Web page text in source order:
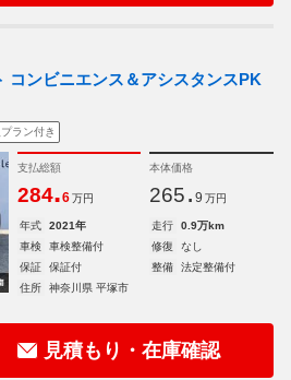
コンビニエンス＆アシスタンスPK
ラン付き
支払総額
284.6 万円
本体価格
265. 9 万円
年式 2021年 走行
0.9万km
車検
車検整備付 修復
なし
保証
保証付 整備
法定整備付
住所
神奈川県 平塚市
見積もり・在庫確認